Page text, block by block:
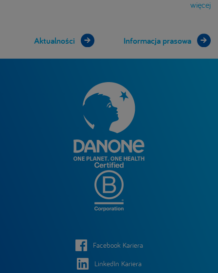
więcej
Aktualności Informacja prasowa
Facebook Kariera
LinkedIn Kariera